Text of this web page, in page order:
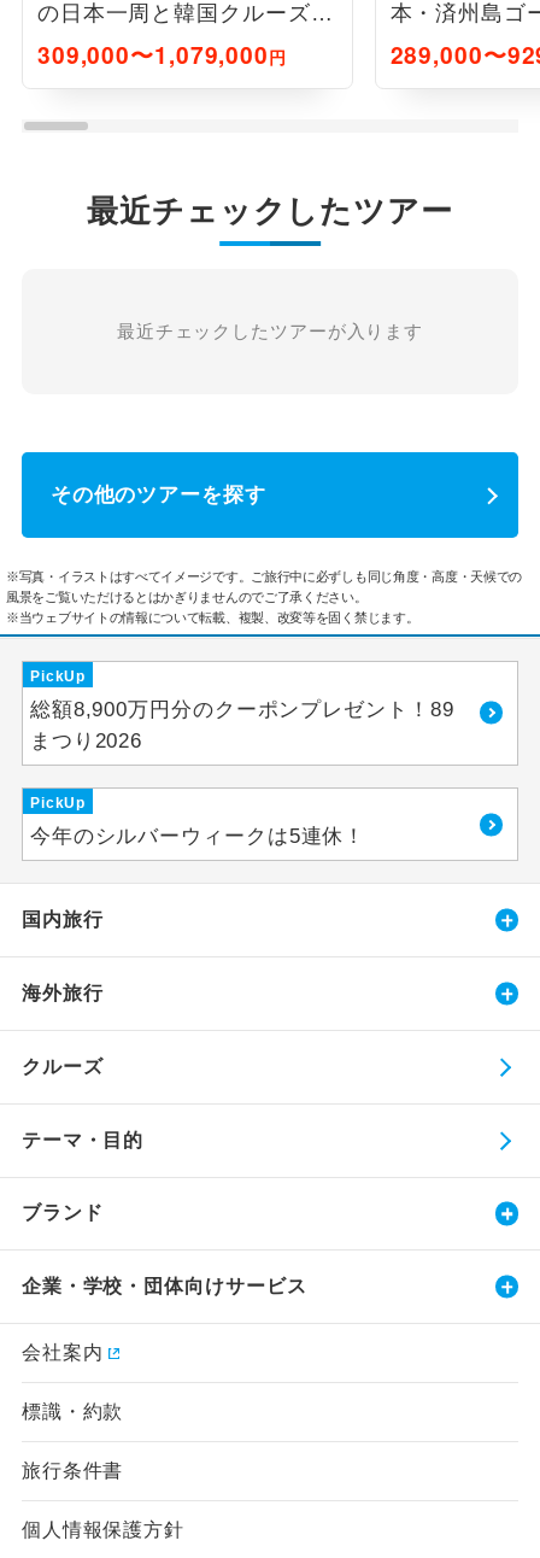
の日本一周と韓国クルーズ10
日間
309,000〜1,079,000円
本・済州島ゴ
ククルーズ8
289,000〜
最近チェックしたツアー
最近チェックしたツアーが入ります
その他のツアーを探す
※写真・イラストはすべてイメージです。ご旅行中に必ずしも同じ角度・高度・天候での
風景をご覧いただけるとはかぎりませんのでご了承ください。
※当ウェブサイトの情報について転載、複製、改変等を固く禁じます。
PickUp
総額8,900万円分のクーポンプレゼント！89
まつり2026
PickUp
今年のシルバーウィークは5連休！
国内旅行
海外旅行
クルーズ
テーマ・目的
ブランド
企業・学校・団体向けサービス
会社案内
標識・約款
旅行条件書
個人情報保護方針